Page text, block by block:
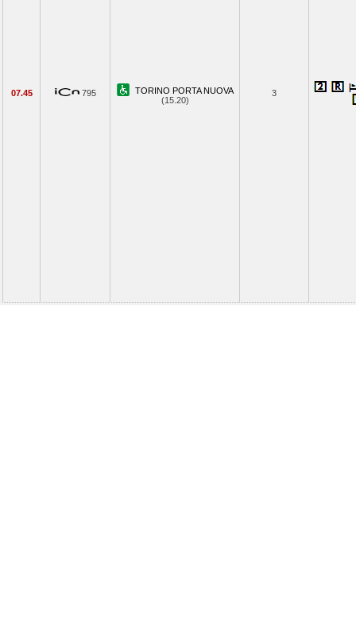
07.45 795
TORINO PORTA NUOVA
(15.20)
3